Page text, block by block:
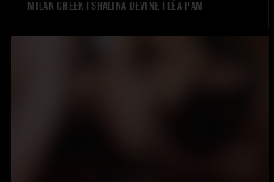
MILAN CHEEK | SHALINA DEVINE | LÉA PAM